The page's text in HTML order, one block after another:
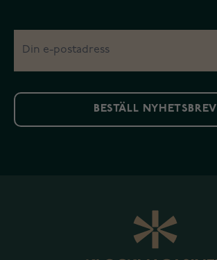
BESTÄLL NYHETSBREV